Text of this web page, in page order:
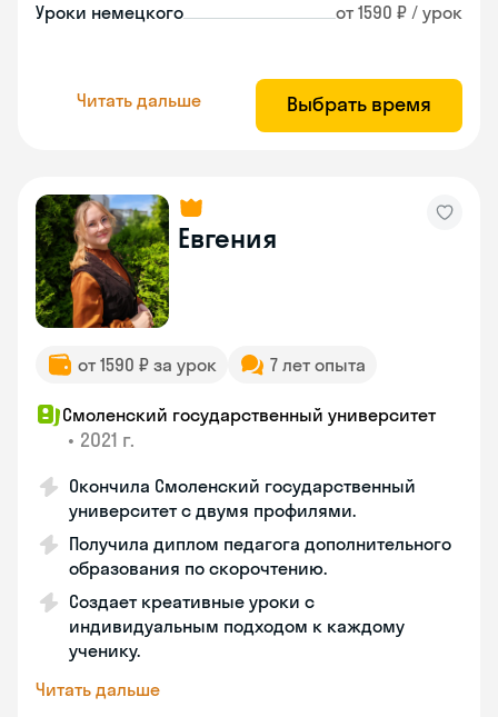
Уроки немецкого от 1590 ₽ / урок
Читать дальше Выбрать время
Евгения
от 1590 ₽ за урок 7 лет опыта
Смоленский государственный университет
• 2021 г.
Окончила Смоленский государственный
университет с двумя профилями.
Получила диплом педагога дополнительного
образования по скорочтению.
Создает креативные уроки с
индивидуальным подходом к каждому
ученику.
Читать дальше